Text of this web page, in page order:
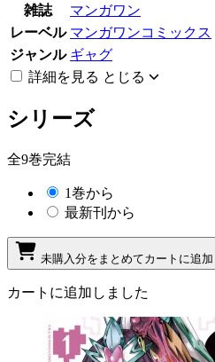
雑誌
マンガワン
レーベル マンガワンコミックス
ジャンル ギャグ
詳細を見る とじる
シリーズ
全9巻完結
1巻から
最新刊から
未購入分をまとめてカートに追加
カートに追加しました